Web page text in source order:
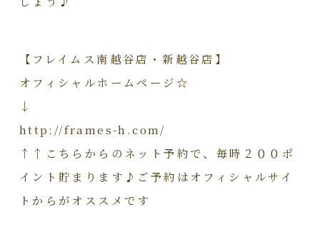
【フレイムス南越谷店・新越谷店】
オフィシャルホームページ☆
↓
http://frames-h.com/
↑↑こちらからのネット予約で、毎時２００ポ
イント貯まります♪ご予約はオフィシャルサイ
トからがオススメです